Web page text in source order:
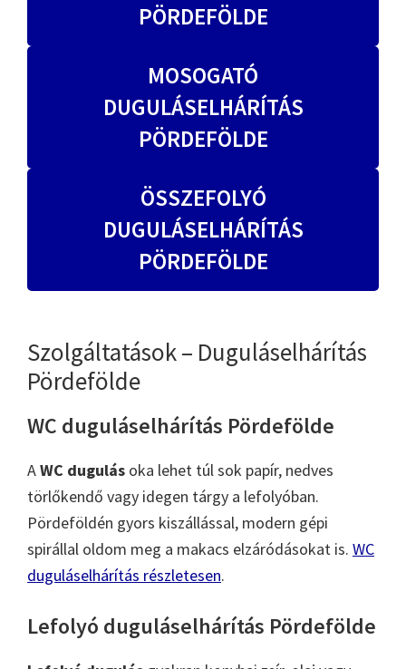
PÖRDEFÖLDE
MOSOGATÓ
DUGULÁSELHÁRÍTÁS
PÖRDEFÖLDE
ÖSSZEFOLYÓ
DUGULÁSELHÁRÍTÁS
PÖRDEFÖLDE
Szolgáltatások – Duguláselhárítás
Pördefölde
WC duguláselhárítás Pördefölde
AWC dugulás oka lehet túl sok papír, nedves
törlőkendő vagy idegen tárgy a lefolyóban.
Pördeföldén gyors kiszállással, modern gépi
spirállal oldom meg a makacs elzáródásokat is. WC
duguláselhárítás részletesen.
Lefolyó duguláselhárítás Pördefölde